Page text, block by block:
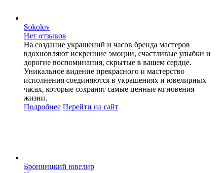
Sokolov
Нет отзывов
На создание украшений и часов бренда мастеров
вдохновляют искренние эмоции, счастливые улыбки и
дорогие воспоминания, скрытые в вашем сердце.
Уникальное видение прекрасного и мастерство
исполнения соединяются в украшениях и ювелирных
часах, которые сохранят самые ценные мгновения
жизни.
Подробнее Перейти на сайт
Бронницкий ювелир